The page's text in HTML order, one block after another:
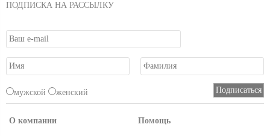
ПОДПИСКА НА РАССЫЛКУ
мужской женский
О компании Помощь